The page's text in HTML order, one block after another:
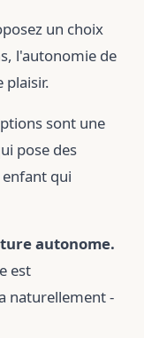
un choix
l'autonomie de
plaisir.
sont une
pose des
qui
autonome.
est
naturellement -